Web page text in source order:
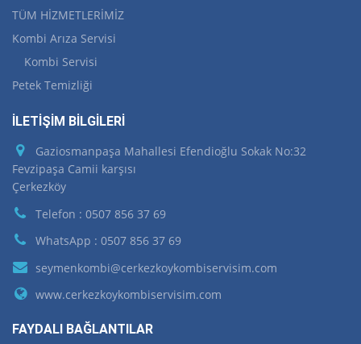
TÜM HİZMETLERİMİZ
Kombi Arıza Servisi
Kombi Servisi
Petek Temizliği
İLETİŞİM BİLGİLERİ
Gaziosmanpaşa Mahallesi Efendioğlu Sokak No:32
Fevzipaşa Camii karşısı
Çerkezköy
Telefon : 0507 856 37 69
WhatsApp : 0507 856 37 69
seymenkombi@cerkezkoykombiservisim.com
www.cerkezkoykombiservisim.com
FAYDALI BAĞLANTILAR